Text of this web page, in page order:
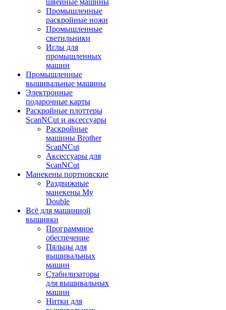
швейные машины
Промышленные
раскройные ножи
Промышленные
светильники
Иглы для
промышленных
машин
Промышленные
вышивальные машины
Электронные
подарочные карты
Раскройные плоттеры
ScanNCut и аксессуары
Раскройные
машины Brother
ScanNCut
Аксессуары для
ScanNCut
Манекены портновские
Раздвижные
манекены My
Double
Всё для машинной
вышивки
Программное
обеспечение
Пяльцы для
вышивальных
машин
Стабилизаторы
для вышивальных
машин
Нитки для